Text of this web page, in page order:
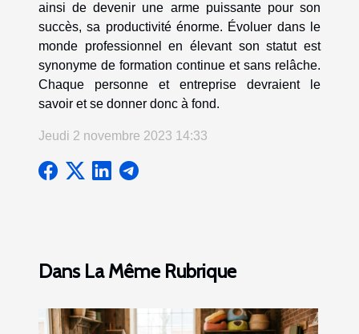
ainsi de devenir une arme puissante pour son
succès, sa productivité énorme. Évoluer dans le
monde professionnel en élevant son statut est
synonyme de formation continue et sans relâche.
Chaque personne et entreprise devraient le
savoir et se donner donc à fond.
Jeudi 2 novembre 2023 14:33
Dans La Même Rubrique